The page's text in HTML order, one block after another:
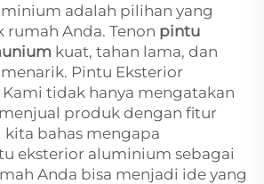
adalah pilihan yang
Anda. Tenon pintu
kuat, tahan lama, dan
Pintu Eksterior
tidak hanya mengatakan
produk dengan fitur
kita bahas mengapa
eksterior aluminium sebagai
Anda bisa menjadi ide yang